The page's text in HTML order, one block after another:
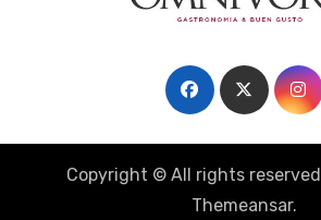
Copyright © All rights reserved
Themeansar.